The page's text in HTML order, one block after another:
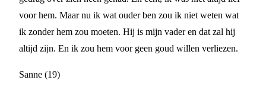
voor hem. Maar nu ik wat ouder ben zou ik niet weten wat
ik zonder hem zou moeten. Hij is mijn vader en dat zal hij
altijd zijn. En ik zou hem voor geen goud willen verliezen.
Sanne (19)